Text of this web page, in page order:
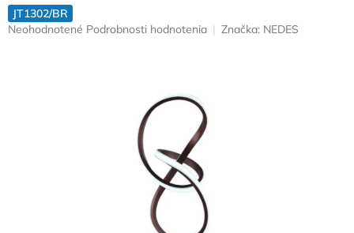
JT1302/BR
Priemerné
Neohodnotené Podrobnosti hodnotenia Značka: NEDES